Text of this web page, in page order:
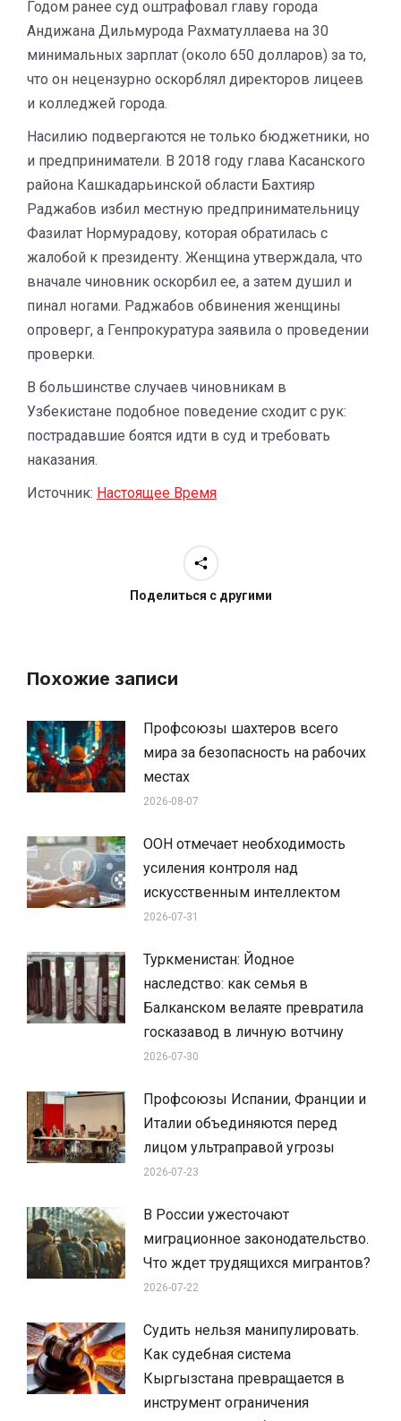
Годом ранее суд оштрафовал главу города
Андижана Дильмурода Рахматуллаева на 30
минимальных зарплат (около 650 долларов) за то,
что он нецензурно оскорблял директоров лицеев
и колледжей города.
Насилию подвергаются не только бюджетники, но
и предприниматели. В 2018 году глава Касанского
района Кашкадарьинской области Бахтияр
Раджабов избил местную предпринимательницу
Фазилат Нормурадову, которая обратилась с
жалобой к президенту. Женщина утверждала, что
вначале чиновник оскорбил ее, а затем душил и
пинал ногами. Раджабов обвинения женщины
опроверг, а Генпрокуратура заявила о проведении
проверки.
В большинстве случаев чиновникам в
Узбекистане подобное поведение сходит с рук:
пострадавшие боятся идти в суд и требовать
наказания.
Источник: Настоящее Время
Поделиться с другими
Похожие записи
Профсоюзы шахтеров всего
мира за безопасность на рабочих
местах
2026-08-07
ООН отмечает необходимость
усиления контроля над
искусственным интеллектом
2026-07-31
Туркменистан: Йодное
наследство: как семья в
Балканском велаяте превратила
госказавод в личную вотчину
2026-07-30
Профсоюзы Испании, Франции и
Италии объединяются перед
лицом ультраправой угрозы
2026-07-23
В России ужесточают
миграционное законодательство.
Что ждет трудящихся мигрантов?
2026-07-22
Судить нельзя манипулировать.
Как судебная система
Кыргызстана превращается в
инструмент ограничения